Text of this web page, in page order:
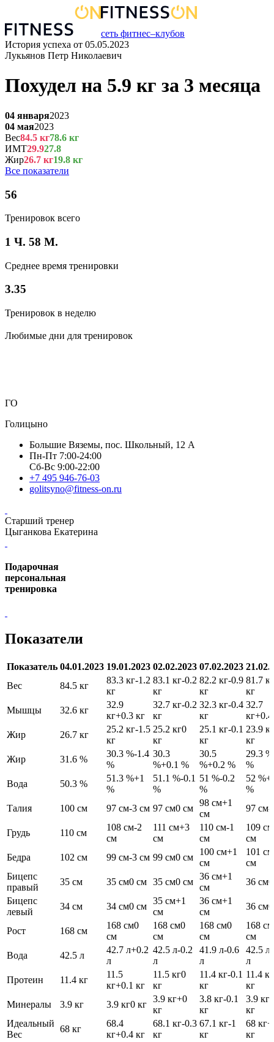
сеть фитнес–клубов
История успеха от 05.05.2023
Лукьянов Петр Николаевич
Похудел на 5.9 кг за 3 месяца
04 января2023
04 мая2023
Вес84.5 кг78.6 кг
ИМТ29.927.8
Жир26.7 кг19.8 кг
Все показатели
56
Тренировок всего
1 Ч. 58 М.
Среднее время тренировки
3.35
Тренировок в неделю
Любимые дни для тренировок
ГО
Голицыно
Большие Вяземы, пос. Школьный, 12 А
Пн-Пт 7:00-24:00
Сб-Вс 9:00-22:00
+7 495 946-76-03
golitsyno@fitness-on.ru
Старший тренер
Цыганкова Екатерина
Подарочная
персональная
тренировка
Показатели
Показатель 04.01.2023 19.01.2023 02.02.2023 07.02.2023
Вес
84.5 кг
83.3 кг-1.2
кг
83.1 кг-0.2
кг
82.2 кг-0.9
кг
81.7 кг
кг
Мышцы
32.6 кг
32.9
кг+0.3 кг
32.7 кг-0.2
кг
32.3 кг-0.4
кг
32.7
кг
Жир
26.7 кг
25.2 кг-1.5
кг
25.2 кг0
кг
25.1 кг-0.1
кг
23.9 кг
кг
Жир
31.6 %
30.3 %-1.4
%
30.3
%+0.1 %
30.5
%+0.2 %
29.3 %
%
Вода
50.3 %
51.3 %+1
%
51.1 %-0.1
%
51 %-0.2
%
52 %
%
Талия
100 см 97 см-3 см 97 см0 см
98 см+1
см
97 см-
Грудь 110 см
108 см-2
см
111 см+3
см
110 см-1
см
109 см
см
Бедра
102 см 99 см-3 см 99 см0 см
100 см+1
см
101 см
см
Бицепс
правый
35 см 35 см0 см 35 см0 см
36 см+1
см
36 см
Бицепс
левый
34 см 34 см0 см
35 см+1
см
36 см+1
см
36 см
Рост 168 см
168 см0
см
168 см0
см
168 см0
см
168 см
см
Вода
42.5 л
42.7 л+0.2
л
42.5 л-0.2
л
41.9 л-0.6
л
42.5 л
л
Протеин
11.4 кг
11.5
кг+0.1 кг
11.5 кг0
кг
11.4 кг-0.1
кг
11.4 кг
кг
Минералы
3.9 кг 3.9 кг0 кг
3.9 кг+0
кг
3.8 кг-0.1
кг
3.9 кг
кг
Идеальный
Вес
68 кг
68.4
кг+0.4 кг
68.1 кг-0.3
кг
67.1 кг-1
кг
68 кг
кг